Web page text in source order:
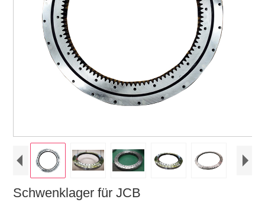
Schwenklager für JCB